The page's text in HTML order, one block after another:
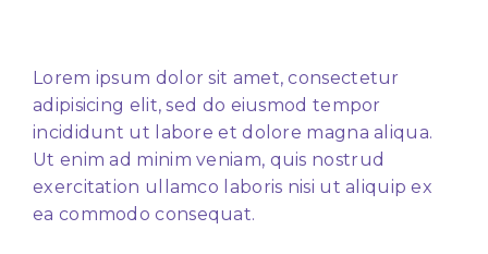
Lorem ipsum dolor sit amet, consectetur
adipisicing elit, sed do eiusmod tempor
incididunt ut labore et dolore magna aliqua.
Ut enim ad minim veniam, quis nostrud
exercitation ullamco laboris nisi ut aliquip ex
ea commodo consequat.